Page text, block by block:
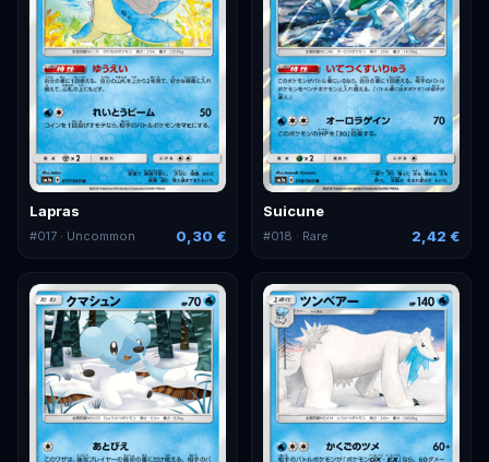
Lapras
#017 · Uncommon 0,30 €
Suicune
#018 · Rare 2,42 €